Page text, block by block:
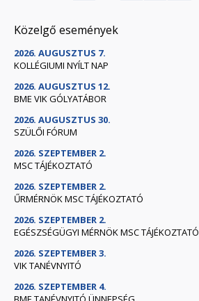
Közelgő események
2026. AUGUSZTUS 7.
KOLLÉGIUMI NYÍLT NAP
2026. AUGUSZTUS 12.
BME VIK GÓLYATÁBOR
2026. AUGUSZTUS 30.
SZÜLŐI FÓRUM
2026. SZEPTEMBER 2.
MSC TÁJÉKOZTATÓ
2026. SZEPTEMBER 2.
ŰRMÉRNÖK MSC TÁJÉKOZTATÓ
2026. SZEPTEMBER 2.
EGÉSZSÉGÜGYI MÉRNÖK MSC TÁJÉKOZTATÓ
2026. SZEPTEMBER 3.
VIK TANÉVNYITÓ
2026. SZEPTEMBER 4.